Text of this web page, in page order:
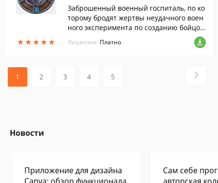
★★★★★
★★★★★
Заброшенный военный госпиталь, по ко
торому бродят жертвы неудачного воен
ного эксперимента по созданию бойцов
со сверхспособностями, становится аре
ной захватывающей схватки между дете
овит глобальную катастрофу для всего ч
Лицензия: Платно
1 2 3 4 5
Новости
Приложение для дизайна
Сам себе